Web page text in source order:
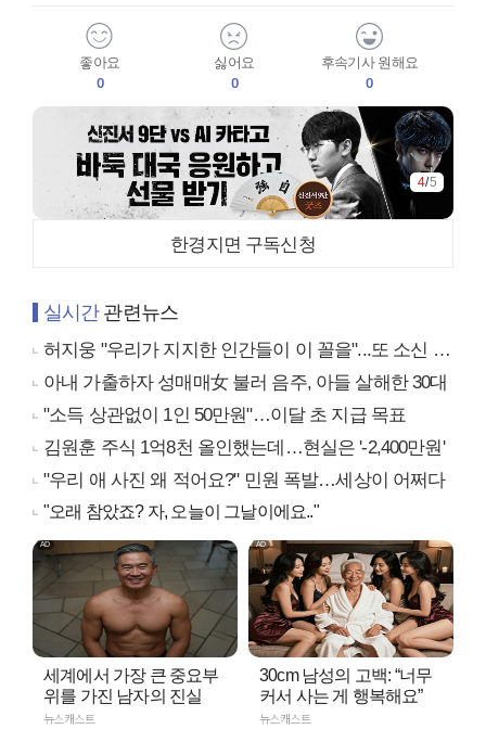
좋아요
0
싫어요
0
후속기사 원해요
0
4/5
한경지면 구독신청
실시간관련뉴스
허지웅 "우리가 지지한 인간들이 이 꼴을"...또 소신 발언
아내 가출하자 성매매女 불러 음주, 아들 살해한 30대
"소득 상관없이 1인 50만원"…이달 초 지급 목표
김원훈 주식 1억8천 올인했는데…현실은 '-2,400만원'
"우리 애 사진 왜 적어요?" 민원 폭발…세상이 어쩌다
"오래 참았죠? 자, 오늘이 그날이에요.."
세계에서 가장 큰 중요부
위를 가진 남자의 진실
뉴스캐스트
30cm 남성의 고백: “너무
커서 사는 게 행복해요”
뉴스캐스트